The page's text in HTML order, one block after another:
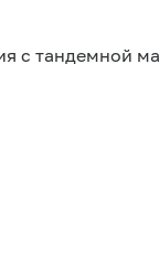
с тандемной